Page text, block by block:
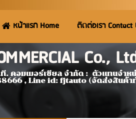
หน้าแรก Home ติดต่อเรา Contact
จ.ที. คอมเมอร์เชียล จำกัด :
, Line id: fjtauto (จัดส่งสินค้